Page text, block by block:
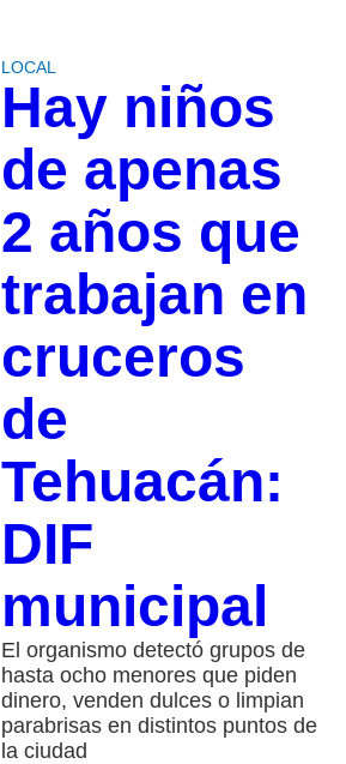
LOCAL
Hay niños
de apenas
2 años que
trabajan en
cruceros
de
Tehuacán:
DIF
municipal
El organismo detectó grupos de
hasta ocho menores que piden
dinero, venden dulces o limpian
parabrisas en distintos puntos de
la ciudad